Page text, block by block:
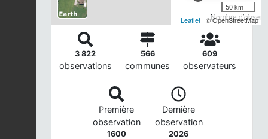
Nombre
50 km
Leaflet | © OpenStreetMap
3 822
observations
566
communes
609
observateurs
Première
observation
1600
Dernière
observation
2026